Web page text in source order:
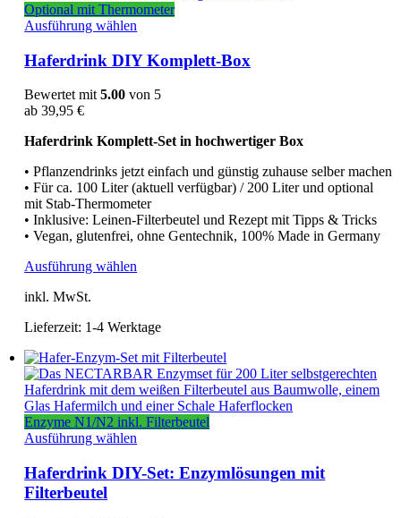
Optional mit Thermometer
Ausführung wählen
weist
mehrere
Varianten
Optionen
auf
der
Produktseite
gewählt
werden
Haferdrink DIY Komplett-Box
Bewertet mit5.00 von 5
ab39,95€
Haferdrink Komplett-Set in hochwertiger Box
• Pflanzendrinks jetzt einfach und günstig zuhause selber machen
• Für ca. 100 Liter (aktuell verfügbar) / 200 Liter und optional
mit Stab-Thermometer
• Inklusive: Leinen-Filterbeutel und Rezept mit Tipps & Tricks
• Vegan, glutenfrei, ohne Gentechnik, 100% Made in Germany
Ausführung wählen
Varianten
Die
Optionen
können
auf
der
Produktseite
werden
inkl. MwSt.
Lieferzeit: 1-4 Werktage
Enzyme N1/N2 inkl. Filterbeutel
Ausführung wählen
weist
mehrere
Haferdrink DIY-Set: Enzymlösungen mit
Filterbeutel